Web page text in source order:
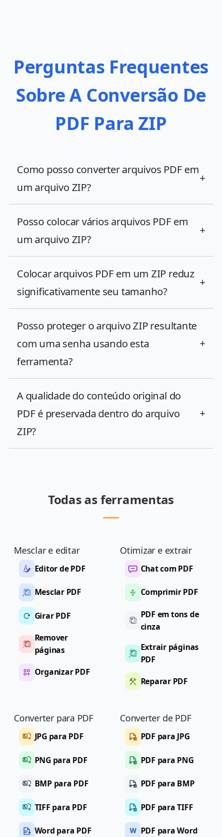
Perguntas Frequentes
Sobre A Conversão De
PDF Para ZIP
Como posso converter arquivos PDF em
um arquivo ZIP?
+
Posso colocar vários arquivos PDF em
um arquivo ZIP?
+
Colocar arquivos PDF em um ZIP reduz
significativamente seu tamanho?
+
Posso proteger o arquivo ZIP resultante
com uma senha usando esta
ferramenta?
+
A qualidade do conteúdo original do
PDF é preservada dentro do arquivo
ZIP?
+
Todas as ferramentas
Mesclar e editar
Editor de PDF
Mesclar PDF
Girar PDF
Remover
páginas
Organizar PDF
Otimizar e extrair
Chat com PDF
Comprimir PDF
PDF em tons de
cinza
Extrair páginas
PDF
Reparar PDF
Converter para PDF
JPG para PDF
PNG para PDF
BMP para PDF
TIFF para PDF
Word para PDF
Converter de PDF
PDF para JPG
PDF para PNG
PDF para BMP
PDF para TIFF
W PDF para Word